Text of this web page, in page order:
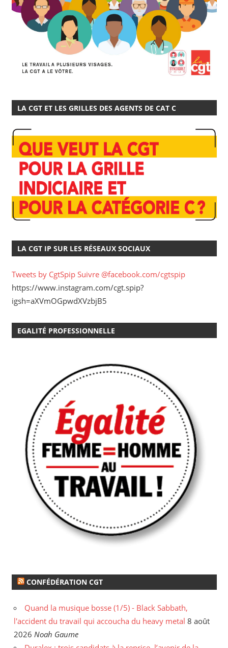
LA CGT ET LES GRILLES DES AGENTS DE CAT C
LA CGT IP SUR LES RÉSEAUX SOCIAUX
Tweets by CgtSpip Suivre @facebook.com/cgtspip
https://www.instagram.com/cgt.spip?
igsh=aXVmOGpwdXVzbjB5
EGALITÉ PROFESSIONNELLE
CONFÉDÉRATION CGT
Quand la musique bosse (1/5) - Black Sabbath,
l'accident du travail qui accoucha du heavy metal 8 août
2026 Noah Gaume